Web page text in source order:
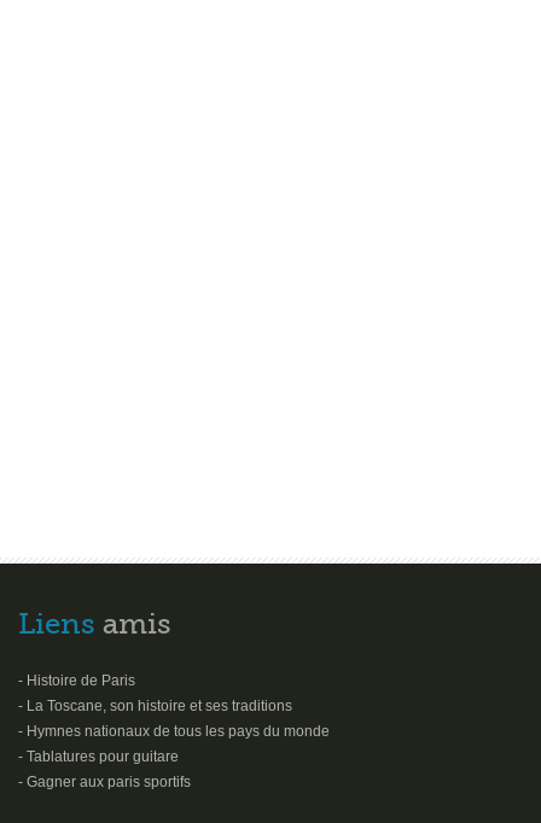
Liens amis
- Histoire de Paris
- La Toscane, son histoire et ses traditions
- Hymnes nationaux de tous les pays du monde
- Tablatures pour guitare
- Gagner aux paris sportifs